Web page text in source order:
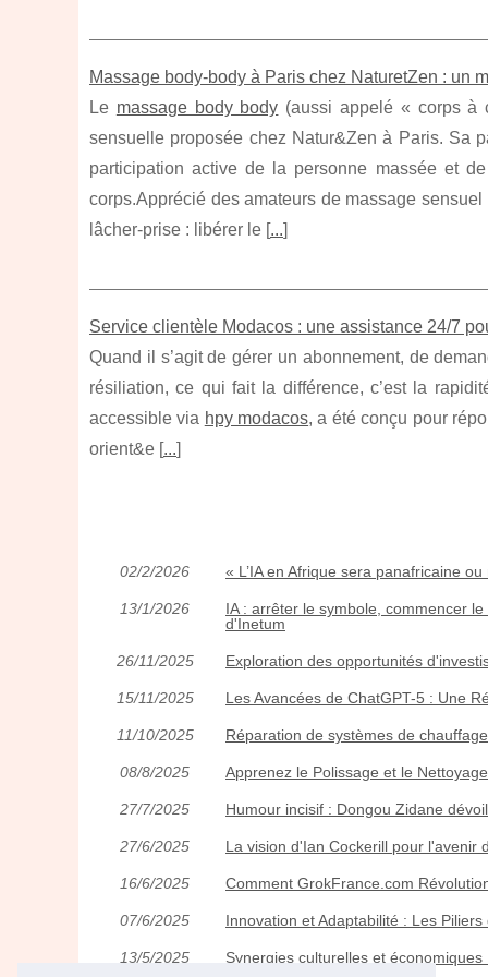
Massage body‑body à Paris chez NaturetZen : un
Le massage body body (aussi appelé « corps à
sensuelle proposée chez Natur&Zen à Paris. Sa
participation active de la personne massée et
corps.Apprécié des amateurs de massage
lâcher‑prise : libérer le [...]
Service clientèle Modacos : une assistance 24/7
Quand il s’agit de gérer un abonnement, de
résiliation, ce qui fait la différence, c’est la
accessible via hpy modacos, a été conçu pour
orient&e [...]
02/2/2026 « L’IA en Afrique sera panafricaine
13/1/2026
IA : arrêter le symbole, commencer
d'Inetum
26/11/2025 Exploration des opportunités
15/11/2025 Les Avancées de ChatGPT-5 : Une
11/10/2025 Réparation de systèmes de
08/8/2025 Apprenez le Polissage et le
27/7/2025 Humour incisif : Dongou Zidane
27/6/2025 La vision d'Ian Cockerill pour l'avenir
16/6/2025 Comment GrokFrance.com
07/6/2025 Innovation et Adaptabilité : Les
13/5/2025 Synergies culturelles et